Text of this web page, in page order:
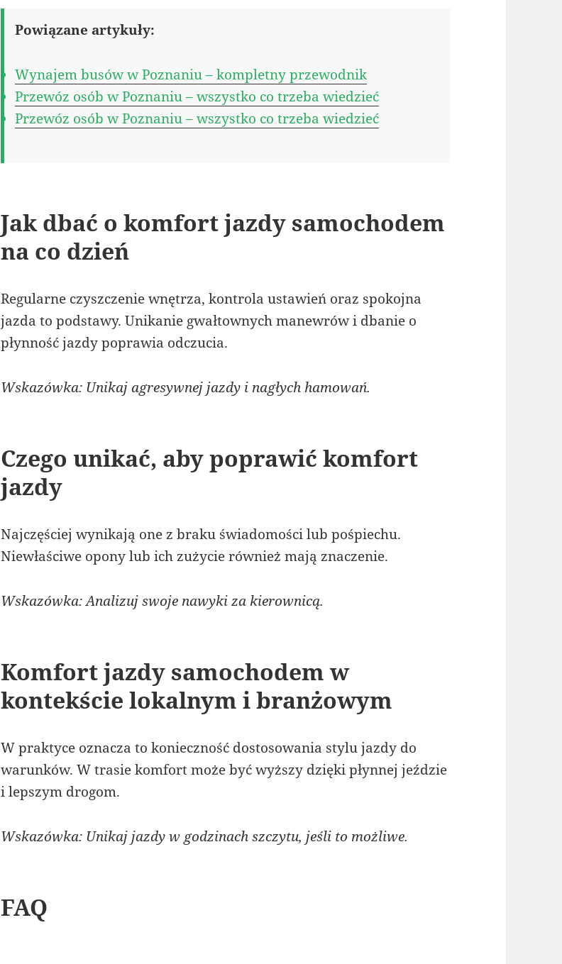
Powiązane artykuły:
Wynajem busów w Poznaniu – kompletny przewodnik
Przewóz osób w Poznaniu – wszystko co trzeba wiedzieć
Przewóz osób w Poznaniu – wszystko co trzeba wiedzieć
Jak dbać o komfort jazdy samochodem
na co dzień
Regularne czyszczenie wnętrza, kontrola ustawień oraz spokojna
jazda to podstawy. Unikanie gwałtownych manewrów i dbanie o
płynność jazdy poprawia odczucia.
Wskazówka: Unikaj agresywnej jazdy i nagłych hamowań.
Czego unikać, aby poprawić komfort
jazdy
Najczęściej wynikają one z braku świadomości lub pośpiechu.
Niewłaściwe opony lub ich zużycie również mają znaczenie.
Wskazówka: Analizuj swoje nawyki za kierownicą.
Komfort jazdy samochodem w
kontekście lokalnym i branżowym
W praktyce oznacza to konieczność dostosowania stylu jazdy do
warunków. W trasie komfort może być wyższy dzięki płynnej jeździe
i lepszym drogom.
Wskazówka: Unikaj jazdy w godzinach szczytu, jeśli to możliwe.
FAQ